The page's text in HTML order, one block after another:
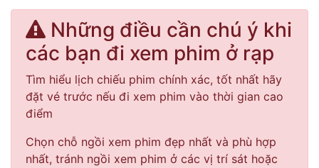
Những điều cần chú ý khi
các bạn đi xem phim ở rạp
Tìm hiểu lịch chiếu phim chính xác, tốt nhất hãy
đặt vé trước nếu đi xem phim vào thời gian cao
điểm
Chọn chỗ ngồi xem phim đẹp nhất và phù hợp
nhất, tránh ngồi xem phim ở các vị trí sát hoặc